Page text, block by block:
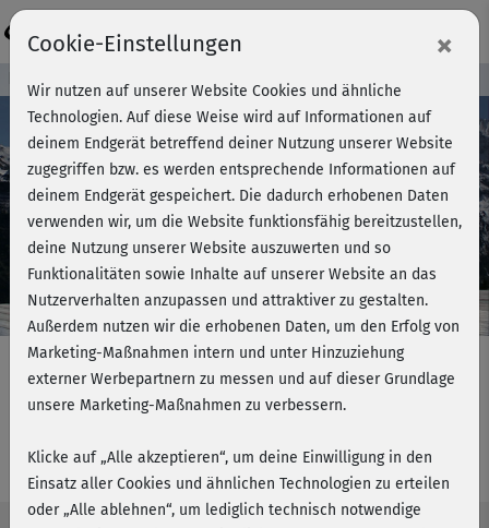
Play
Video
Kursvorschau - Jetzt mitmachen!
Hatha Yoga mit Ralf Bauer 2 -
Meditation
Cookie-Einstellungen ×
Wir nutzen auf unserer Website Cookies und ähnliche
Technologien. Auf diese Weise wird auf Informationen auf
deinem Endgerät betreffend deiner Nutzung unserer Website
zugegriffen bzw. es werden entsprechende Informationen auf
deinem Endgerät gespeichert. Die dadurch erhobenen Daten
verwenden wir, um die Website funktionsfähig bereitzustellen,
deine Nutzung unserer Website auszuwerten und so
Funktionalitäten sowie Inhalte auf unserer Website an das
Nutzerverhalten anzupassen und attraktiver zu gestalten.
Außerdem nutzen wir die erhobenen Daten, um den Erfolg von
Marketing-Maßnahmen intern und unter Hinzuziehung
externer Werbepartnern zu messen und auf dieser Grundlage
unsere Marketing-Maßnahmen zu verbessern.
Klicke auf „Alle akzeptieren“, um deine Einwilligung in den
Einsatz aller Cookies und ähnlichen Technologien zu erteilen
oder „Alle ablehnen“, um lediglich technisch notwendige